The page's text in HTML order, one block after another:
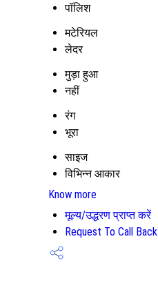
पॉलिश
मटेरियल
लेदर
मुड़ा हुआ
नहीं
रंग
भूरा
साइज
विभिन्न आकार
Know more
मूल्य/उद्धरण प्राप्त करें
Request To Call Back